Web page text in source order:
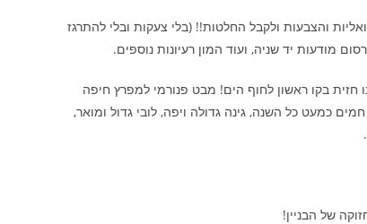
והצבעות ולקבל החלטות!! (בלי צעקות ובלי להתרגז
חזית בקו ראשון לחוף הים! מבט פנורמי למפרץ חיפה
מערכת סולארית מרכזית ומים חמים כמעט כל השנה, גינה גדולה ויפה, לובי גדול ומואר,